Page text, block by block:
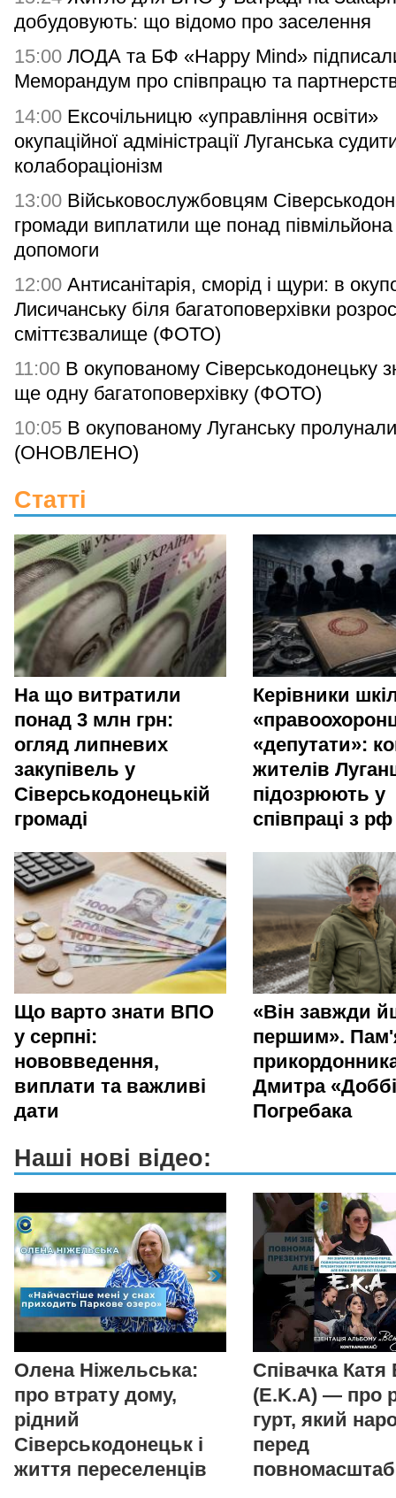
добудовують: що відомо про заселення
15:00 ЛОДА та БФ «Happy Mind»
Меморандум про співпрацю та
14:00 Ексочільницю «управління освіти»
окупаційної адміністрації Луганська
колабораціонізм
13:00 Військовослужбовцям
громади виплатили ще понад півмільйона
допомоги
12:00 Антисанітарія, сморід і щури: в
Лисичанську біля багатоповерхівки
сміттєзвалище (ФОТО)
11:00 В окупованому Сіверськодонецьку
ще одну багатоповерхівку (ФОТО)
10:05 В окупованому Луганську
(ОНОВЛЕНО)
Статті
На що витратили
понад 3 млн грн:
огляд липневих
закупівель у
Сіверськодонецькій
громаді
Керівники
«депутати»:
жителів
підозрюють у
співпраці з рф
Що варто знати ВПО
у серпні:
нововведення,
виплати та важливі
дати
«Він завжди
першим».
Дмитра
Погребака
Наші нові відео:
Олена Ніжельська:
про втрату дому,
рідний
Сіверськодонецьк і
життя переселенців
Співачка Катя
(E.K.A) — про
гурт, який
перед